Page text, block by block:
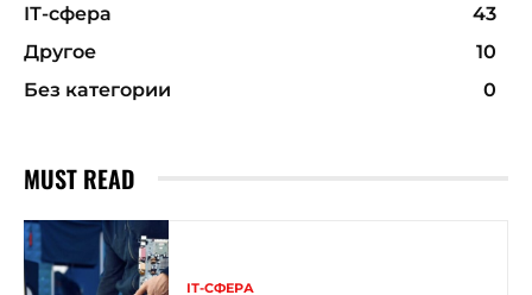
ІТ-сфера
43
Другое
10
Без категории
0
MUST READ
ІТ-СФЕРА